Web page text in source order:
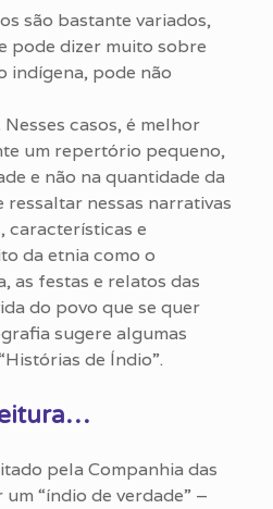
são bastante variados,
pode dizer muito sobre
indígena, pode não
casos, é melhor
um repertório pequeno,
e não na quantidade da
ressaltar nessas narrativas
características e
da etnia como o
as festas e relatos das
do povo que se quer
sugere algumas
de Índio”.
pela Companhia das
“índio de verdade” –